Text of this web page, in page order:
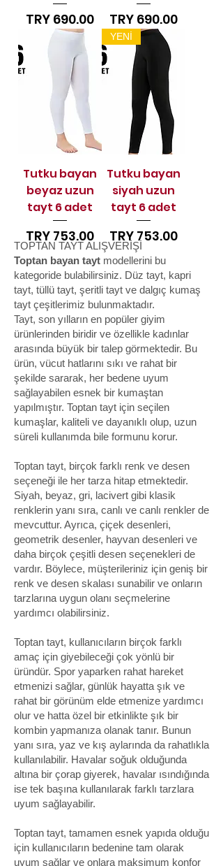
Price
TRY 690.00 Price
TRY 690.00
Tutku bayan
beyaz uzun
tayt 6 adet
Price
TRY 753.00
YENİ
Tutku bayan
siyah uzun
tayt 6 adet
Price
TRY 753.00
TOPTAN TAYT ALIŞVERİŞİ
Toptan bayan tayt modellerini bu
kategoride bulabilirsiniz. Düz tayt, kapri
tayt, tüllü tayt, şeritli tayt ve dalgıç kumaş
tayt çeşitlerimiz bulunmaktadır.
Tayt, son yılların en popüler giyim
ürünlerinden biridir ve özellikle kadınlar
arasında büyük bir talep görmektedir. Bu
ürün, vücut hatlarını sıkı ve rahat bir
şekilde sararak, her bedene uyum
sağlayabilen esnek bir kumaştan
yapılmıştır. Toptan tayt için seçilen
kumaşlar, kaliteli ve dayanıklı olup, uzun
süreli kullanımda bile formunu korur.
Toptan tayt, birçok farklı renk ve desen
seçeneği ile her tarza hitap etmektedir.
Siyah, beyaz, gri, lacivert gibi klasik
renklerin yanı sıra, canlı ve canlı renkler de
mevcuttur. Ayrıca, çiçek desenleri,
geometrik desenler, hayvan desenleri ve
daha birçok çeşitli desen seçenekleri de
vardır. Böylece, müşterileriniz için geniş bir
renk ve desen skalası sunabilir ve onların
tarzlarına uygun olanı seçmelerine
yardımcı olabilirsiniz.
Toptan tayt, kullanıcıların birçok farklı
amaç için giyebileceği çok yönlü bir
üründür. Spor yaparken rahat hareket
etmenizi sağlar, günlük hayatta şık ve
rahat bir görünüm elde etmenize yardımcı
olur ve hatta özel bir etkinlikte şık bir
kombin yapmanıza olanak tanır. Bunun
yanı sıra, yaz ve kış aylarında da rahatlıkla
kullanılabilir. Havalar soğuk olduğunda
altına bir çorap giyerek, havalar ısındığında
ise tek başına kullanılarak farklı tarzlara
uyum sağlayabilir.
Toptan tayt, tamamen esnek yapıda olduğu
için kullanıcıların bedenine tam olarak
uyum sağlar ve onlara maksimum konfor